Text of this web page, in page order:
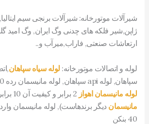
شیرآلات موتورخانه: شیرآلات برنجی سیم ایتالیا,
ژاپن,شیر فلکه های چدنی وگ ایران, وگ امید
ارتعاشات صنعتی, فاراب,میرآب و..
لوله و اتصالات موتورخانه: لوله سیاه سپاهان
سپاهان, لوله api سپاهان, لوله مانیسمان رده 40 اهواز(البته
لوله مانیسمان اهواز
مانیسمان دیگر برندهاست), لوله مانیسمان
40 بنکن